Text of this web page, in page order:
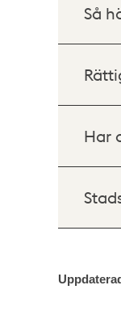
Så
Har
Uppdaterad